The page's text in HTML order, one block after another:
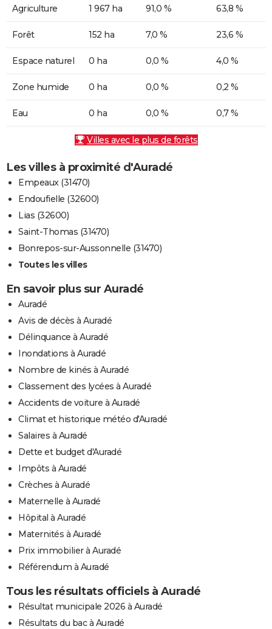
Agriculture 1 967 ha 91,0 % 63,8 %
Forêt 152 ha 7,0 % 23,6 %
Espace naturel 0 ha 0,0 % 4,0 %
Zone humide 0 ha 0,0 % 0,2 %
Eau 0 ha 0,0 % 0,7 %
Villes avec le plus de forêts
Les villes à proximité d'Auradé
Empeaux (31470)
Endoufielle (32600)
Lias (32600)
Saint-Thomas (31470)
Bonrepos-sur-Aussonnelle (31470)
Toutes les villes
En savoir plus sur Auradé
Auradé
Avis de décès à Auradé
Délinquance à Auradé
Inondations à Auradé
Nombre de kinés à Auradé
Classement des lycées à Auradé
Accidents de voiture à Auradé
Climat et historique météo d'Auradé
Salaires à Auradé
Dette et budget d'Auradé
Impôts à Auradé
Crèches à Auradé
Maternelle à Auradé
Hôpital à Auradé
Maternités à Auradé
Prix immobilier à Auradé
Référendum à Auradé
Tous les résultats officiels à Auradé
Résultat municipale 2026 à Auradé
Résultats du bac à Auradé